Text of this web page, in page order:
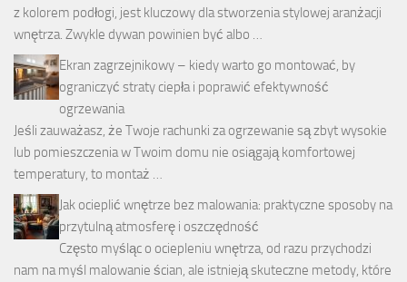
z kolorem podłogi, jest kluczowy dla stworzenia stylowej aranżacji
wnętrza. Zwykle dywan powinien być albo …
Ekran zagrzejnikowy – kiedy warto go montować, by
ograniczyć straty ciepła i poprawić efektywność
ogrzewania
Jeśli zauważasz, że Twoje rachunki za ogrzewanie są zbyt wysokie
lub pomieszczenia w Twoim domu nie osiągają komfortowej
temperatury, to montaż …
Jak ocieplić wnętrze bez malowania: praktyczne sposoby na
przytulną atmosferę i oszczędność
Często myśląc o ociepleniu wnętrza, od razu przychodzi
nam na myśl malowanie ścian, ale istnieją skuteczne metody, które